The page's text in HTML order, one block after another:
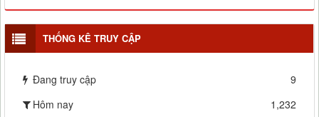
THỐNG KÊ TRUY CẬP
Đang truy cập
9
Hôm nay
1,232